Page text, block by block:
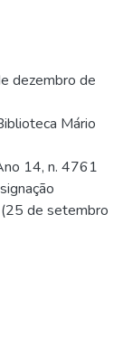
dezembro de
Mário
14, n. 4761
de setembro